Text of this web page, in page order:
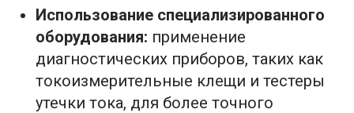
Использование специализированного
оборудования: применение
диагностических приборов, таких как
токоизмерительные клещи и тестеры
утечки тока, для более точного